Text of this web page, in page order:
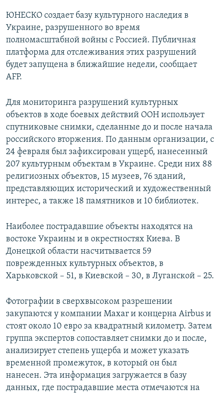
ЮНЕСКО создает базу культурного наследия в
Украине, разрушенного во время
полномасштабной войны с Россией. Публичная
платформа для отслеживания этих разрушений
будет запущена в ближайшие недели, сообщает
AFP.
Для мониторинга разрушений культурных
объектов в ходе боевых действий ООН использует
спутниковые снимки, сделанные до и после начала
российского вторжения. По данным организации, с
24 февраля был зафиксирован ущерб, нанесенный
207 культурным объектам в Украине. Среди них 88
религиозных объектов, 15 музеев, 76 зданий,
представляющих исторический и художественный
интерес, а также 18 памятников и 10 библиотек.
Наиболее пострадавшие объекты находятся на
востоке Украины и в окрестностях Киева. В
Донецкой области насчитывается 59
поврежденных культурных объектов, в
Харьковской – 51, в Киевской – 30, в Луганской – 25.
Фотографии в сверхвысоком разрешении
закупаются у компании Maxar и концерна Airbus и
стоят около 10 евро за квадратный километр. Затем
группа экспертов сопоставляет снимки до и после,
анализирует степень ущерба и может указать
временной промежуток, в который он был
нанесен. Эта информация загружается в базу
данных, где пострадавшие места отмечаются на